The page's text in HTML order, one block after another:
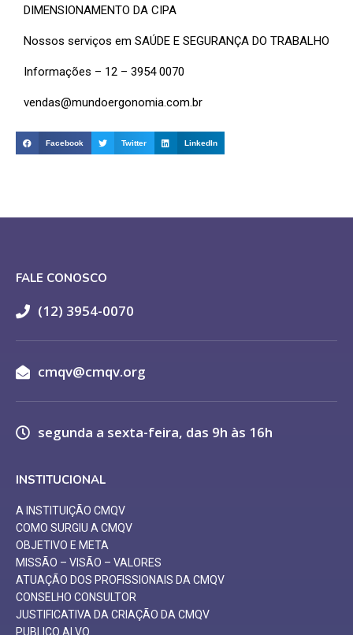
DIMENSIONAMENTO DA CIPA
Nossos serviços em SAÚDE E SEGURANÇA DO TRABALHO
Informações – 12 – 3954 0070
vendas@mundoergonomia.com.br
Facebook Twitter LinkedIn
FALE CONOSCO
(12) 3954-0070
cmqv@cmqv.org
segunda a sexta-feira, das 9h às 16h
INSTITUCIONAL
A INSTITUIÇÃO CMQV
COMO SURGIU A CMQV
OBJETIVO E META
MISSÃO – VISÃO – VALORES
ATUAÇÃO DOS PROFISSIONAIS DA CMQV
CONSELHO CONSULTOR
JUSTIFICATIVA DA CRIAÇÃO DA CMQV
PUBLICO ALVO